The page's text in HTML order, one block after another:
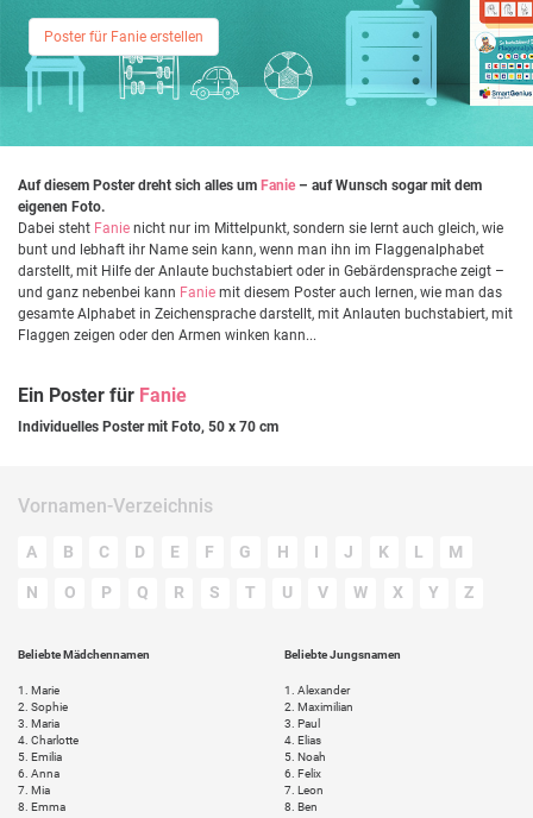
Poster für Fanie erstellen
Auf diesem Poster dreht sich alles um Fanie– auf Wunsch sogar mit dem
eigenen Foto.
Dabei steht Fanie nicht nur im Mittelpunkt, sondern sie lernt auch gleich, wie
bunt und lebhaft ihr Name sein kann, wenn man ihn im Flaggenalphabet
darstellt, mit Hilfe der Anlaute buchstabiert oder in Gebärdensprache zeigt –
und ganz nebenbei kann Fanie mit diesem Poster auch lernen, wie man das
gesamte Alphabet in Zeichensprache darstellt, mit Anlauten buchstabiert, mit
Flaggen zeigen oder den Armen winken kann...
Ein Poster für Fanie
Individuelles Poster mit Foto, 50 x 70 cm
Vornamen-Verzeichnis
A B C D E F G H I J K L M
N O P Q R S T U V W X Y Z
Beliebte Mädchennamen
1.
Marie
2. Sophie
3. Maria
4. Charlotte
5. Emilia
6. Anna
7. Mia
8. Emma
Beliebte Jungsnamen
1.
Alexander
2. Maximilian
3. Paul
4. Elias
5. Noah
6. Felix
7. Leon
8. Ben